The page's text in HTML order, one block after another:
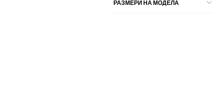
РАЗМЕРИ НА МОДЕЛА